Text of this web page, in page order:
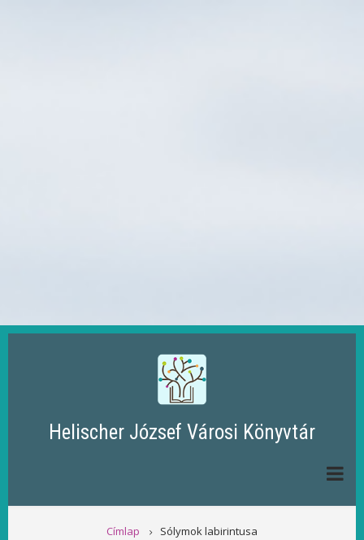
Helischer József Városi Könyvtár
MORZSACímlap Sólymok labirintusa